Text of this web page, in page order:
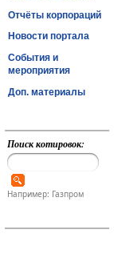
Отчёты корпораций
Новости портала
События и
мероприятия
Доп. материалы
Поиск котировок:
Например: Газпром